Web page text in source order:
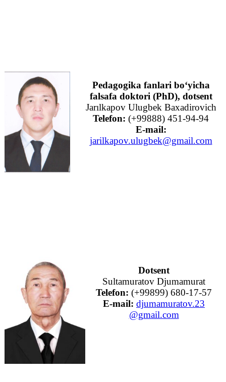
Pedagogika fanlari bo‘yicha
falsafa doktori (PhD), dotsent
Jarılkapov Ulugbek Baxadirovich
Telefon: (+99888) 451-94-94
E-mail:
jarilkapov.ulugbek@gmail.com
Dotsent
Sultamuratov Djumamurat
Telefon: (+99899) 680-17-57
E-mail: djumamuratov.23
@gmail.com